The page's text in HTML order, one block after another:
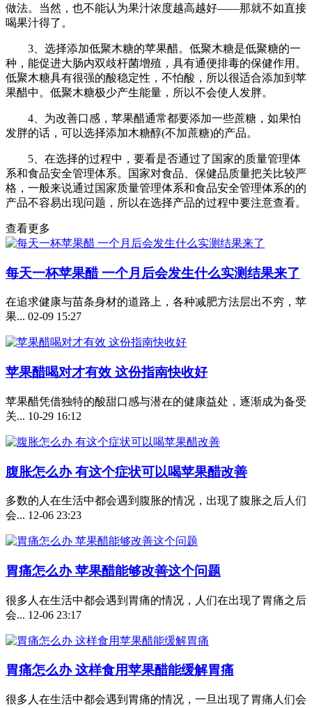
做法。当然，也不能认为果汁浓度越高越好——那就不如直接
喝果汁得了。
3、选择添加低聚木糖的苹果醋。低聚木糖是低聚糖的一
种，能促进大肠内双歧杆菌增殖，具有通便排毒的保健作用。
低聚木糖具有很强的酸稳定性，不怕酸，所以很适合添加到苹
果醋中。低聚木糖极少产生能量，所以不会使人发胖。
4、为改善口感，苹果醋通常都要添加一些蔗糖，如果怕
发胖的话，可以选择添加木糖醇(不加蔗糖)的产品。
5、在选择的过程中，要看是否通过了国家的质量管理体
系和食品安全管理体系。国家对食品、保健品质量把关比较严
格，一般来说通过国家质量管理体系和食品安全管理体系的的
产品不容易出现问题，所以在选择产品的过程中要注意查看。
查看更多
每天一杯苹果醋 一个月后会发生什么实测结果来了
在追求健康与苗条身材的道路上，各种减肥方法层出不穷，苹
果... 02-09 15:27
苹果醋喝对才有效 这份指南快收好
苹果醋凭借独特的酸甜口感与潜在的健康益处，逐渐成为备受
关... 10-29 16:12
腹胀怎么办 有这个症状可以喝苹果醋改善
多数的人在生活中都会遇到腹胀的情况，出现了腹胀之后人们
会... 12-06 23:23
胃痛怎么办 苹果醋能够改善这个问题
很多人在生活中都会遇到胃痛的情况，人们在出现了胃痛之后
会... 12-06 23:17
胃痛怎么办 这样食用苹果醋能缓解胃痛
很多人在生活中都会遇到胃痛的情况，一旦出现了胃痛人们会